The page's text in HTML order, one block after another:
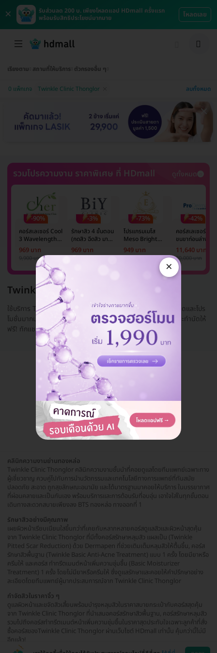
×
รับส่วนลด 200 บ. เพียงโหลดแอป HDmall ครั้งแรก
พร้อมรับสิทธิประโยชน์มากมาย
โหลดเลย
เรียงตาม สถานที่ให้บริการ ตัวกรองอื่น ๆ
0 แพ็กเกจ Twinkle Clinic Thonglor ลบทั้งหมด
รวมโปรความงาม ราคาพิเศษ ที่ HDmall ดูทั้งหมด
-90%
คอร์สเลเซอร์ Cool
3 Wavelength
Diode กำจัดขน
รักแร้ 1 ปี 12 ครั้ง
(1 สิทธิ์/ท่าน)
969 บาท
9,900 บาท
-3%
รักษาสิว 4 ขั้นตอน
(กดสิว ฉีดสิว มาส์ก
หน้า และฉายแสง)
1 ครั้ง
969 บาท
-73%
โปรแกรมเมโส
Meso Bright
จำนวนซีซีขึ้นอยู่กับ
แพทย์ประเมิน เพื่อ
ปรับผิวกระจ่างใส 1
949 บาท
-42%
คอร์สเลเซอร์กำจั
ขนขาท่อนล่าง 2
ข้าง 5 ครั้ง ด้วย
เลเซอร์
Mediostar
11,640 บาท
20,000 บาท
Twinkle Clinic Thonglor
ใช้บริการ Twinkle Clinic Thonglor ในราคาที่ถูกกว่า ด้วยส่วนลดและโปร
โมชั่นมากมายเมื่อจองผ่าน HDmall.co.th พร้อมบริการเช็กคิวและทำนัดให้
ฟรี! ทักแชทส...อ่านเพิ่ม
แอดมินพร้อมดูแลคุณทุกวันทางไลน์
คุยกับแอดมิน ฟรี!
คลินิกความงามย่านทองหล่อ
Twinkle Clinic Thonglor คลินิกความงามชั้นนำที่คอยดูแลโดยทีมแพทย์เฉพาะทาง
ผู้เชี่ยวชาญ ควบคู่ไปกับการนำนวัตกรรมและเทคโนโลยีทางการแพทย์ที่ทันสมัย
ปลอดภัย สะอาด ถูกสุขลักษณะอนามัย และได้มาตรฐานมาคอยให้บริการ ในบรรยากาศ
ที่ผ่อนคลายและเป็นกันเอง พร้อมบริการและการต้อนรับที่อบอุ่น เอาใจใส่ในทุกขั้นตอน
เดินทางสะดวกสบายเพียงลง BTS ทองหล่อ ทางออกที่ 1
รักษาสิวอย่างมีคุณภาพ
เผยผิวหน้าเรียบเนียนใสขึ้นกว่าที่เคยกับหลากหลายคอร์สดูแลสิวและผิวหน้าสุดคุ้ม
จาก Twinkle Clinic Thonglor ที่มีทั้งคอร์สรักษาหลุมสิว แผลเป็น (Twinkle
Pitted Scar Reduction) ด้วย Dermapen ที่ช่วยเติมเต็มหลุมสิวให้ตื้นขึ้น, คอร์ส
รักษาสิวพื้นฐาน (Twinkle Basic Anti-Acne Treatment) แบบ 1 ครั้ง โดยมียาหรือ
ครีมให้ และคอร์ส ทำทรีตเมนต์หน้าเพิ่มความชุ่มชื้น (Basic Moisturizer
Treatment) 1 ครั้ง โดยไม่มียาหรือครีมให้ ซึ่งดูแลรักษาและคอยให้คำปรึกษาอย่าง
ละเอียดโดยทีมแพทย์ผู้มากประสบการณ์จาก Twinkle Clinic Thonglor
กำจัดสิวในราคาจิ๋ว ๆ
ดูแลผิวหน้าและขจัดสิวเสี้ยนพร้อมบำรุงหลุมสิวในราคาสบายกระเป๋ากับคอร์สสุดคุ้ม
จาก Twinkle Clinic Thonglor ที่นำเสนอคอร์สรักษาสิวพื้นฐาน, คอร์สรักษาหลุมสิว
รวมไปถึงคอร์สทำทรีตเมนต์หน้าเพิ่มความชุ่มชื้นในราคาสุดประทับใจเฉพาะลูกค้าที่สั่ง
ซื้อคอร์สของTwinkle Clinic Thonglor ผ่านเว็บไซต์ HDmall เท่านั้น คุ้มกว่านี้ไม่มี
อีกแล้ว!
×